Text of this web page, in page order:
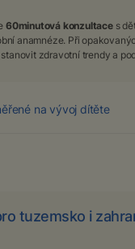
60minutová konzultaces
anamnéze. Při
zdravotní trendy a
na vývoj dítěte
lékaře zobrazovací
posouzení i
obecná (např. věk)
závažných onemocnění
stav dítěte.
tuzemsko i